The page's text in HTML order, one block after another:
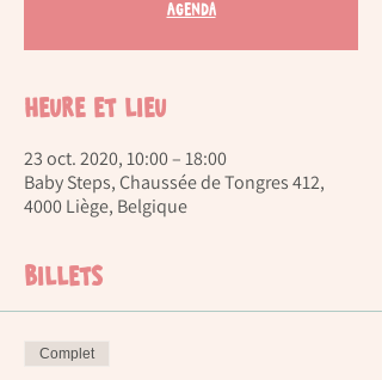
Agenda
Heure et lieu
23 oct. 2020, 10:00 – 18:00
Baby Steps, Chaussée de Tongres 412,
4000 Liège, Belgique
Billets
Complet